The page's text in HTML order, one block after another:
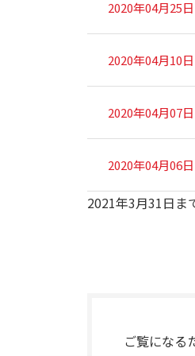
2020年04月25日
2020年04月10日
2020年04月07日
2020年04月06日
2021年3月31日ま
ご覧になる